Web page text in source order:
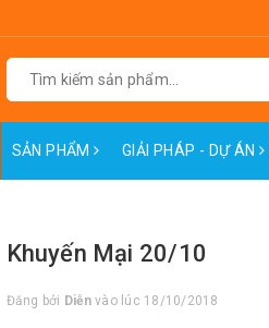
SẢN PHẨM GIẢI PHÁP - DỰ ÁN
Khuyến Mại 20/10
Đăng bởi Diễnvào lúc 18/10/2018